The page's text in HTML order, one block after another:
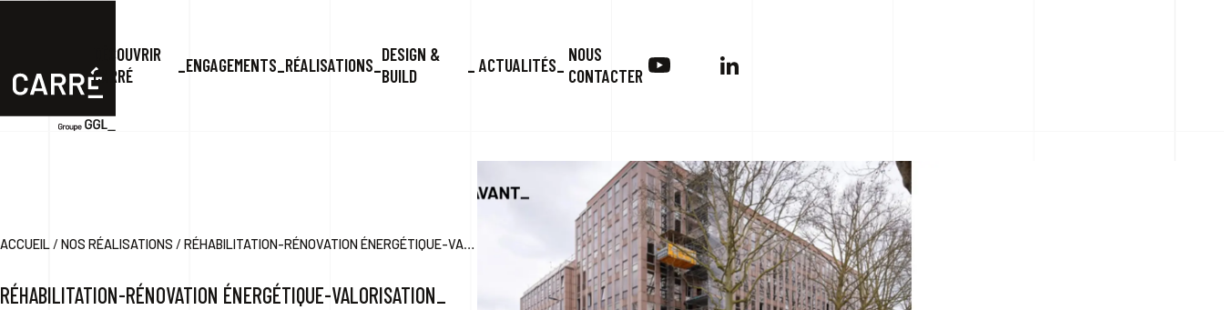
DÉCOUVRIR
CARRÉ
ENGAGEMENTS RÉALISATIONS
DESIGN &
BUILD
ACTUALITÉS
NOUS
CONTACTER
ACCUEIL / NOS RÉALISATIONS / RÉHABILITATION-RÉNOVATION ÉNERGÉTIQUE-VALORISATION VAUBAN 27 IESEG
RÉHABILITATION-RÉNOVATION ÉNERGÉTIQUE-VALORISATION_